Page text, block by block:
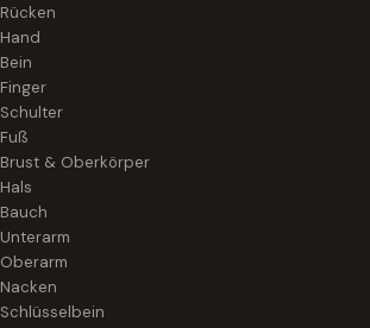
Rücken
Hand
Bein
Finger
Schulter
Fuß
Brust & Oberkörper
Hals
Bauch
Unterarm
Oberarm
Nacken
Schlüsselbein